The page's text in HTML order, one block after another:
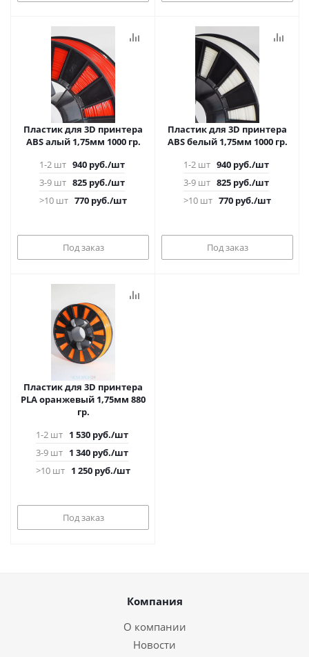
Пластик для 3D принтера
ABS алый 1,75мм 1000 гр.
1-2 шт 940 руб./шт
3-9 шт 825 руб./шт
>10 шт 770 руб./шт
Под заказ
Пластик для 3D принтера
ABS белый 1,75мм 1000 гр.
1-2 шт 940 руб./шт
3-9 шт 825 руб./шт
>10 шт 770 руб./шт
Под заказ
Пластик для 3D принтера
PLA оранжевый 1,75мм 880
гр.
1-2 шт 1 530 руб./шт
3-9 шт 1 340 руб./шт
>10 шт 1 250 руб./шт
Под заказ
Компания
О компании
Новости